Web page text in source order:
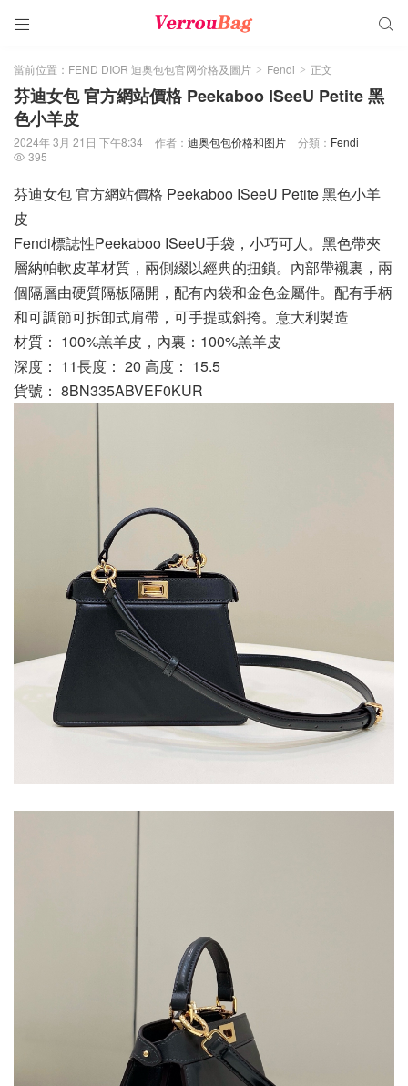
 
當前位置： FEND DIOR 迪奥包包官网价格及圖片 > Fendi > 正文
芬迪女包 官方網站價格 Peekaboo ISeeU Petite 黑
色小羊皮
2024年 3月 21日 下午8:34 作者： 迪奥包包价格和图片 分類： Fendi
 395
芬迪女包 官方網站價格 Peekaboo ISeeU Petite 黑色小羊
皮
Fendi標誌性Peekaboo ISeeU手袋，小巧可人。黑色帶夾
層納帕軟皮革材質，兩側綴以經典的扭鎖。內部帶襯裏，兩
個隔層由硬質隔板隔開，配有內袋和金色金屬件。配有手柄
和可調節可拆卸式肩帶，可手提或斜挎。意大利製造
材質： 100%羔羊皮，內裏：100%羔羊皮
深度： 11長度： 20 高度： 15.5
貨號： 8BN335ABVEF0KUR